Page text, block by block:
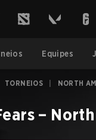
Equipes
TORNEIOS NORTH
–